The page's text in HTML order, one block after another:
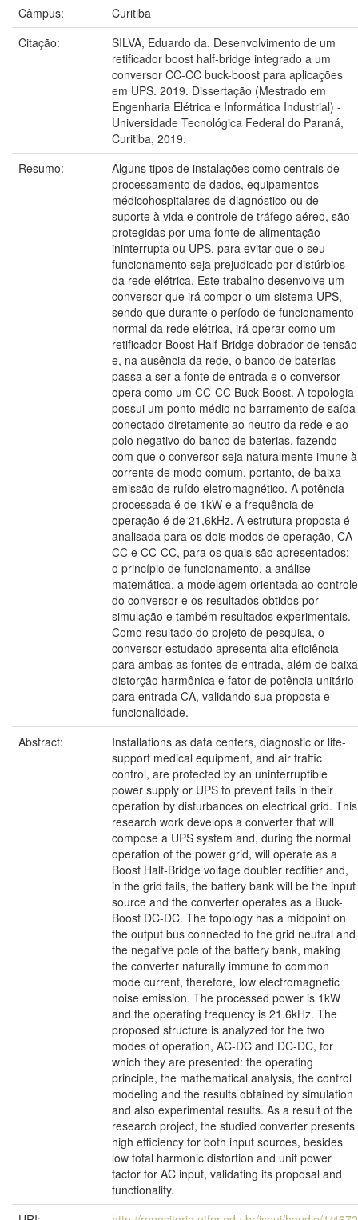
Câmpus:
Curitiba
Citação:
SILVA, Eduardo da. Desenvolvimento de um
retificador boost half-bridge integrado a um
conversor CC-CC buck-boost para aplicações
em UPS. 2019. Dissertação (Mestrado em
Engenharia Elétrica e Informática Industrial) -
Universidade Tecnológica Federal do Paraná,
Curitiba, 2019.
Resumo:
Alguns tipos de instalações como centrais de
processamento de dados, equipamentos
médicohospitalares de diagnóstico ou de
suporte à vida e controle de tráfego aéreo, são
protegidas por uma fonte de alimentação
ininterrupta ou UPS, para evitar que o seu
funcionamento seja prejudicado por distúrbios
da rede elétrica. Este trabalho desenvolve um
conversor que irá compor o um sistema UPS,
sendo que durante o período de funcionamento
normal da rede elétrica, irá operar como um
retificador Boost Half-Bridge dobrador de tensão
e, na ausência da rede, o banco de baterias
passa a ser a fonte de entrada e o conversor
opera como um CC-CC Buck-Boost. A topologia
possui um ponto médio no barramento de saída
conectado diretamente ao neutro da rede e ao
polo negativo do banco de baterias, fazendo
com que o conversor seja naturalmente imune à
corrente de modo comum, portanto, de baixa
emissão de ruído eletromagnético. A potência
processada é de 1kW e a frequência de
operação é de 21,6kHz. A estrutura proposta é
analisada para os dois modos de operação, CA-
CC e CC-CC, para os quais são apresentados:
o princípio de funcionamento, a análise
matemática, a modelagem orientada ao controle
do conversor e os resultados obtidos por
simulação e também resultados experimentais.
Como resultado do projeto de pesquisa, o
conversor estudado apresenta alta eficiência
para ambas as fontes de entrada, além de baixa
distorção harmônica e fator de potência unitário
para entrada CA, validando sua proposta e
funcionalidade.
Abstract:
Installations as data centers, diagnostic or life-
support medical equipment, and air traffic
control, are protected by an uninterruptible
power supply or UPS to prevent fails in their
operation by disturbances on electrical grid. This
research work develops a converter that will
compose a UPS system and, during the normal
operation of the power grid, will operate as a
Boost Half-Bridge voltage doubler rectifier and,
in the grid fails, the battery bank will be the input
source and the converter operates as a Buck-
Boost DC-DC. The topology has a midpoint on
the output bus connected to the grid neutral and
the negative pole of the battery bank, making
the converter naturally immune to common
mode current, therefore, low electromagnetic
noise emission. The processed power is 1kW
and the operating frequency is 21.6kHz. The
proposed structure is analyzed for the two
modes of operation, AC-DC and DC-DC, for
which they are presented: the operating
principle, the mathematical analysis, the control
modeling and the results obtained by simulation
and also experimental results. As a result of the
research project, the studied converter presents
high efficiency for both input sources, besides
low total harmonic distortion and unit power
factor for AC input, validating its proposal and
functionality.